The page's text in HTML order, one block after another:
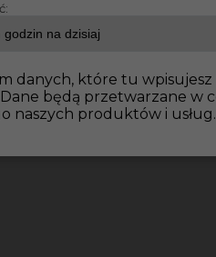
budowlane Niemcy
danych, które tu wpisujesz
Dane będą przetwarzane
naszych produktów i usług.